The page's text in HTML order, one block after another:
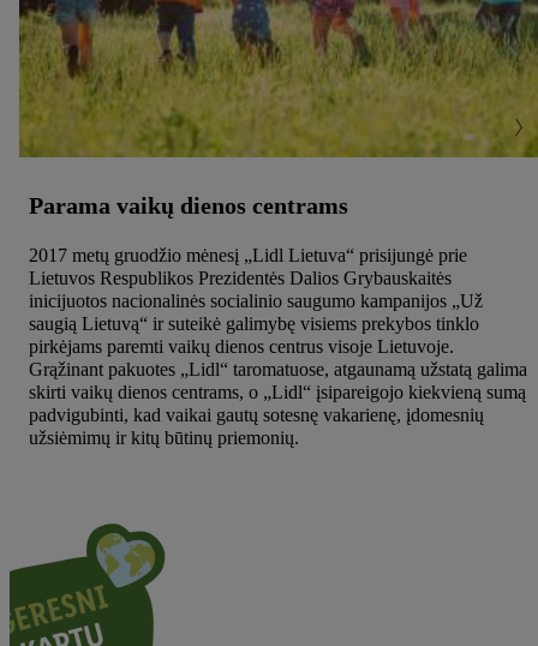
Parama vaikų dienos centrams
2017 metų gruodžio mėnesį „Lidl Lietuva“ prisijungė prie
Lietuvos Respublikos Prezidentės Dalios Grybauskaitės
inicijuotos nacionalinės socialinio saugumo kampanijos „Už
saugią Lietuvą“ ir suteikė galimybę visiems prekybos tinklo
pirkėjams paremti vaikų dienos centrus visoje Lietuvoje.
Grąžinant pakuotes „Lidl“ taromatuose, atgaunamą užstatą galima
skirti vaikų dienos centrams, o „Lidl“ įsipareigojo kiekvieną sumą
padvigubinti, kad vaikai gautų sotesnę vakarienę, įdomesnių
užsiėmimų ir kitų būtinų priemonių.